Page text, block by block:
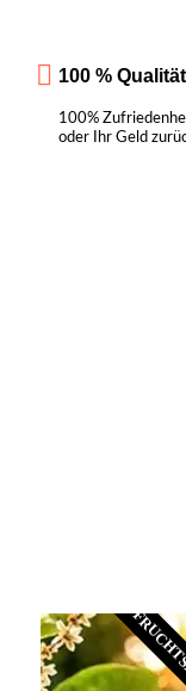
100 % Qualität
100%
oder Ihr Geld